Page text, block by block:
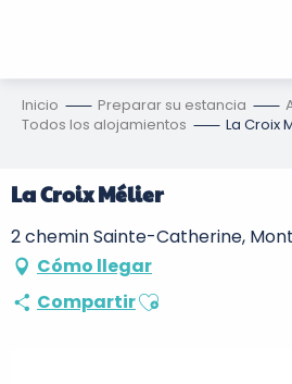
Inicio Preparar su estancia
Todos los alojamientos
La Croix
La Croix Mélier
2 chemin Sainte-Catherine,
Cómo llegar
CompartirAjouter aux favoris